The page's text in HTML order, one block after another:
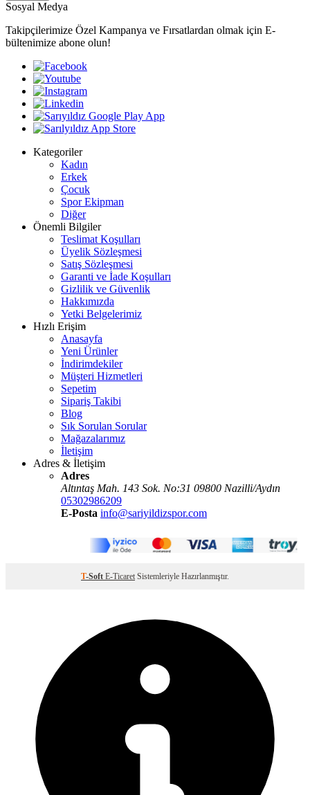
Sosyal Medya
Takipçilerimize Özel Kampanya ve Fırsatlardan olmak için E-
bültenimize abone olun!
Kategoriler
Kadın
Erkek
Çocuk
Spor Ekipman
Diğer
Önemli Bilgiler
Teslimat Koşulları
Üyelik Sözleşmesi
Satış Sözleşmesi
Garanti ve İade Koşulları
Gizlilik ve Güvenlik
Hakkımızda
Yetki Belgelerimiz
Hızlı Erişim
Anasayfa
Yeni Ürünler
İndirimdekiler
Müşteri Hizmetleri
Sepetim
Sipariş Takibi
Blog
Sık Sorulan Sorular
Mağazalarımız
İletişim
Adres & İletişim
Adres
Altıntaş Mah. 143 Sok. No:31 09800 Nazilli/Aydın
05302986209
E-Posta info@sariyildizspor.com
T-Soft E-Ticaret Sistemleriyle Hazırlanmıştır.